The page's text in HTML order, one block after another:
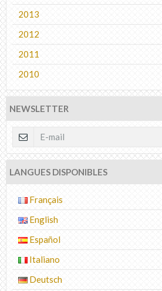
2013
2012
2011
2010
NEWSLETTER
LANGUES DISPONIBLES
Français
English
Español
Italiano
Deutsch